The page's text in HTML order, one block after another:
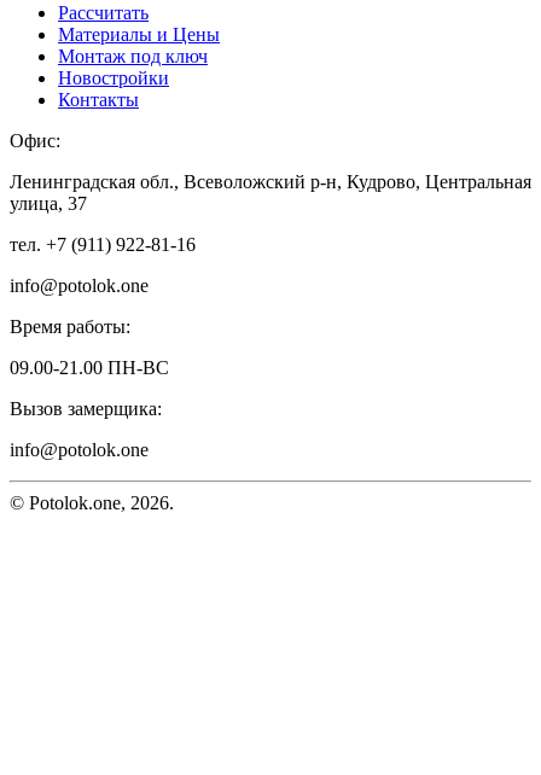
Рассчитать
Материалы и Цены
Монтаж под ключ
Новостройки
Контакты
Офис:
Ленинградская обл., Всеволожский р-н, Кудрово, Центральная
улица, 37
тел. +7 (911) 922-81-16
info@potolok.one
Время работы:
09.00-21.00 ПН-ВС
Вызов замерщика:
info@potolok.one
© Potolok.one, 2026.